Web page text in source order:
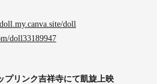
doll
doll33189947
プリンク吉祥寺にて凱旋上映